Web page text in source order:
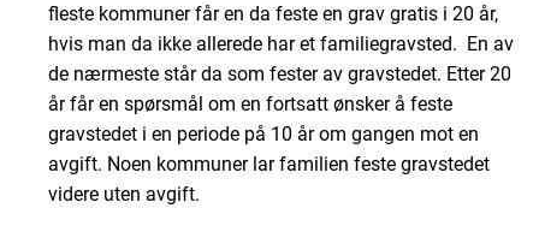
fleste kommuner får en da feste en grav gratis i 20 år,
hvis man da ikke allerede har et familiegravsted. En av
de nærmeste står da som fester av gravstedet. Etter 20
år får en spørsmål om en fortsatt ønsker å feste
gravstedet i en periode på 10 år om gangen mot en
avgift. Noen kommuner lar familien feste gravstedet
videre uten avgift.